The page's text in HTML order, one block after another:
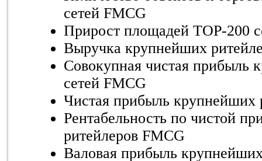
сетей FMCG
Прирост площадей TOP-200
Выручка крупнейших
Совокупная чистая прибыль
сетей FMCG
Чистая прибыль крупнейших
Рентабельность по чистой
ритейлеров FMCG
Валовая прибыль